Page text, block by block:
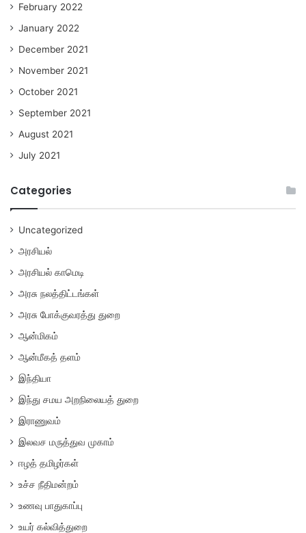
February 2022
January 2022
December 2021
November 2021
October 2021
September 2021
August 2021
July 2021
Categories
Uncategorized
அரசியல்
அரசியல் காமெடி
அரசு நலத்திட்டங்கள்
அரசு போக்குவரத்து துறை
ஆன்மிகம்
ஆன்மீகத் தளம்
இந்தியா
இந்து சமய அறநிலையத் துறை
இராணுவம்
இலவச மருத்துவ முகாம்
ஈழத் தமிழர்கள்
உச்ச நீதிமன்றம்
உணவு பாதுகாப்பு
உயர் கல்வித்துறை